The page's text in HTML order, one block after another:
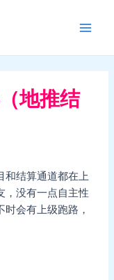
地推结
和结算通道都在上
，没有一点自主性
会有上级跑路，